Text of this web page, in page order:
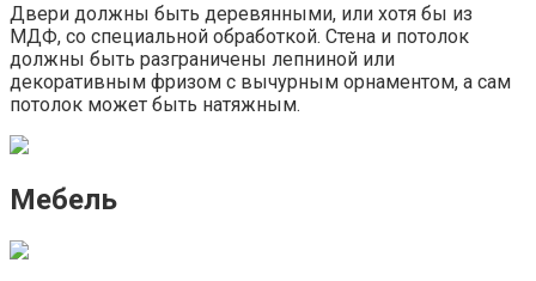
Двери должны быть деревянными, или хотя бы из
МДФ, со специальной обработкой. Стена и потолок
должны быть разграничены лепниной или
декоративным фризом с вычурным орнаментом, а сам
потолок может быть натяжным.
Мебель